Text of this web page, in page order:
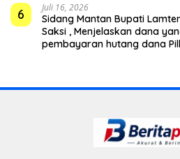
6 Juli 16, 2026
Sidang Mantan Bupati
Saksi , Menjelaskan dana
pembayaran hutang dana